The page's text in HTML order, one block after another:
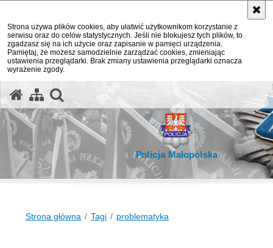
Strona używa plików cookies, aby ułatwić użytkownikom korzystanie z
serwisu oraz do celów statystycznych. Jeśli nie blokujesz tych plików, to
zgadzasz się na ich użycie oraz zapisanie w pamięci urządzenia.
Pamiętaj, że możesz samodzielnie zarządzać cookies, zmieniając
ustawienia przeglądarki. Brak zmiany ustawienia przeglądarki oznacza
wyrażenie zgody.
Policja Małopolska
Strona główna Tagi problematyka